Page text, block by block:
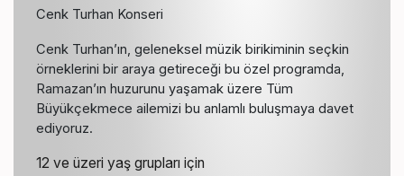
Cenk Turhan Konseri
Cenk Turhan’ın, geleneksel müzik birikiminin seçkin
örneklerini bir araya getireceği bu özel programda,
Ramazan’ın huzurunu yaşamak üzere Tüm
Büyükçekmece ailemizi bu anlamlı buluşmaya davet
ediyoruz.
12 ve üzeri yaş grupları için